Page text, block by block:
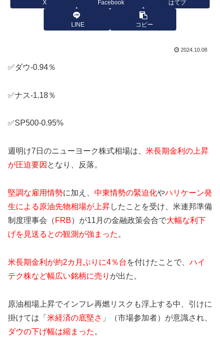
X Facebook はてブ
LINE コピー
2024.10.08
✅ダウ-0.94％
✅ナス-1.18％
✅SP500-0.95%
週明け7日のニューヨーク株式相場は、 米長期金利の上昇
が圧迫要因 となり、反落。
堅調な雇用情勢に加え、 中東情勢の緊迫化やハリケーン発
生による原油先物相場が上昇したことを受け、米連邦準備
制度理事会（ FRB）が11月の金融政策会合で大幅な利下
げを見送るとの観測が強まった 。
米長期金利が約2カ月ぶりに4％台 を付けたことで、 ハイ
テク株など幅広い銘柄に売り が出た。
原油相場上昇でインフレ再燃リスクも浮上する中、引けに
掛けては「 米経済の底堅さ 」（市場参加者）が意識され、
ダウの下げ幅は縮まった 。